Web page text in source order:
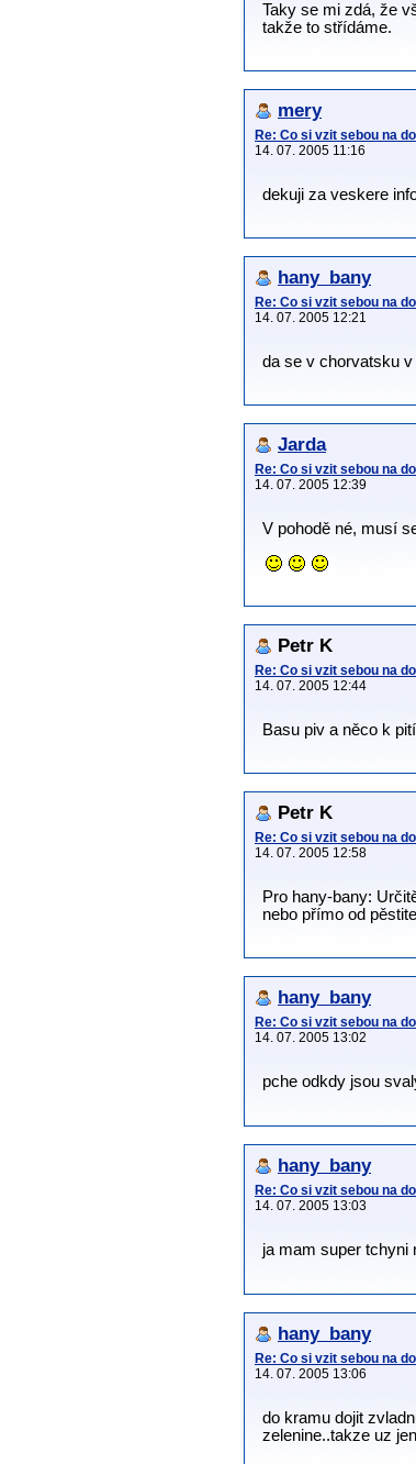
Taky se mi zdá, že
takže to střídáme.
mery
Re: Co si vzit sebou na
14. 07. 2005 11:16
dekuji za veskere
hany_bany
Re: Co si vzit sebou na
14. 07. 2005 12:21
da se v chorvatsku v
Jarda
Re: Co si vzit sebou na
14. 07. 2005 12:39
V pohodě né, musí
Petr K
Re: Co si vzit sebou na
14. 07. 2005 12:44
Basu piv a něco k
Petr K
Re: Co si vzit sebou na
14. 07. 2005 12:58
Pro hany-bany:
nebo přímo od
hany_bany
Re: Co si vzit sebou na
14. 07. 2005 13:02
pche odkdy jsou
hany_bany
Re: Co si vzit sebou na
14. 07. 2005 13:03
ja mam super tchyni
hany_bany
Re: Co si vzit sebou na
14. 07. 2005 13:06
do kramu dojit
zelenine..takze uz